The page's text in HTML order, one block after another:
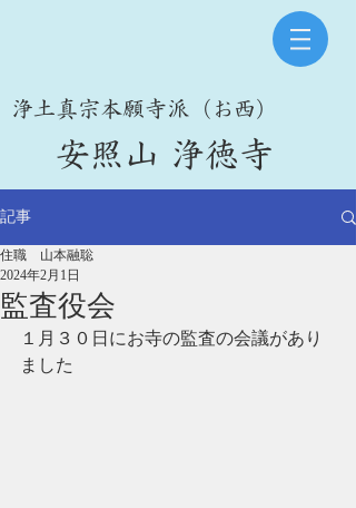
​浄土真宗本願寺派（お西）
​安照山 浄徳寺
記事
監査役会
住職 山本融聡
2024年2月1日
１月３０日にお寺の監査の会議があり
ました